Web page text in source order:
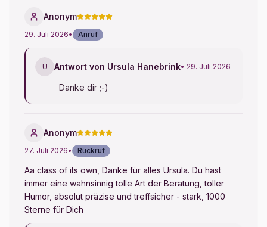
Anonym
29. Juli 2026• Anruf
U Antwort von Ursula Hanebrink• 29. Juli 2026
Danke dir ;-)
Anonym
27. Juli 2026• Rückruf
Aa class of its own, Danke für alles Ursula. Du hast
immer eine wahnsinnig tolle Art der Beratung, toller
Humor, absolut präzise und treffsicher - stark, 1000
Sterne für Dich